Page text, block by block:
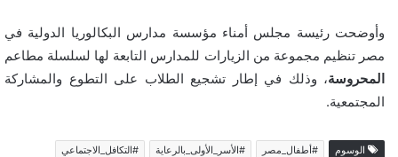
وأوضحت رئيسة مجلس أمناء مؤسسة مدارس البكالوريا الدولية في
مصر تنظيم مجموعة من الزيارات للمدارس التابعة لها لسلسلة مطاعم
المحروسة، وذلك في إطار تشجيع الطلاب على التطوع والمشاركة
المجتمعية.
الوسوم #أطفال_مصر #الأسر_الأولى_بالرعاية
#التكافل_الاجتماعي